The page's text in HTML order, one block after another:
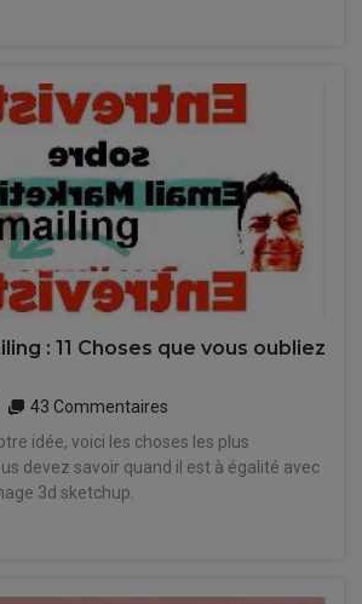
: 11 Choses que vous oubliez
43 Commentaires
idée, voici les choses les plus
devez savoir quand il est à égalité avec
3d sketchup.